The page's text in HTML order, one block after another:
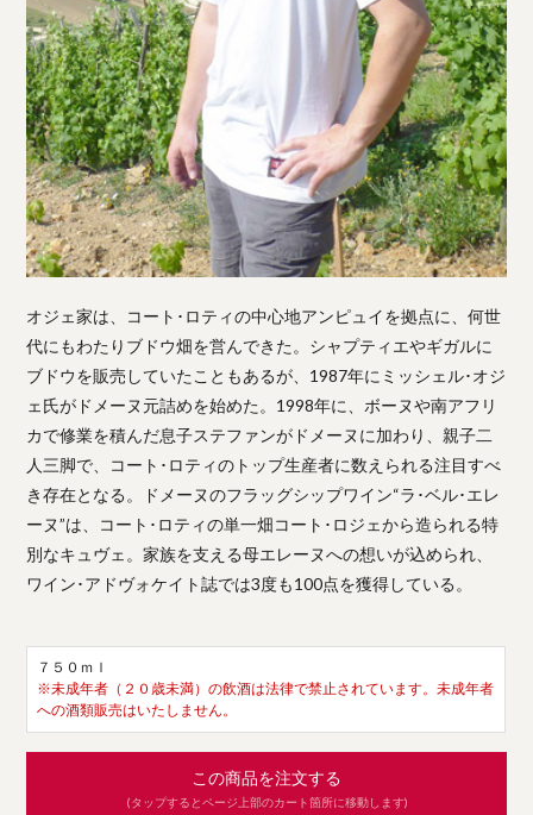
オジェ家は、コート･ロティの中心地アンピュイを拠点に、何世
代にもわたりブドウ畑を営んできた。シャプティエやギガルに
ブドウを販売していたこともあるが、1987年にミッシェル･オジ
ェ氏がドメーヌ元詰めを始めた。1998年に、ボーヌや南アフリ
カで修業を積んだ息子ステファンがドメーヌに加わり、親子二
人三脚で、コート･ロティのトップ生産者に数えられる注目すべ
き存在となる。ドメーヌのフラッグシップワイン“ラ･ベル･エレ
ーヌ”は、コート･ロティの単一畑コート･ロジェから造られる特
別なキュヴェ。家族を支える母エレーヌへの想いが込められ、
ワイン･アドヴォケイト誌では3度も100点を獲得している。
７５０ｍｌ
※未成年者（２０歳未満）の飲酒は法律で禁止されています。未成年者
への酒類販売はいたしません。
この商品を注文する
(タップするとページ上部のカート箇所に移動します)